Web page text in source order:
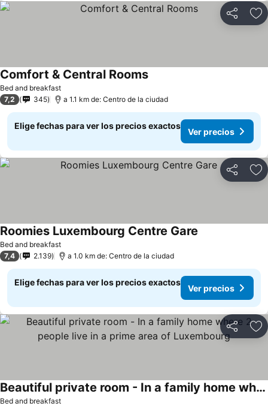
Compartir
Bed and breakfast
Comfort & Central Rooms
7,2 345 a 1.1 km de: Centro de la ciudad
Elige fechas para ver los precios exactos
Ver precios
Compartir
Bed and breakfast
Roomies Luxembourg Centre Gare
7,4 2.139 a 1.0 km de: Centro de la ciudad
Elige fechas para ver los precios exactos
Ver precios
Compartir
Bed and breakfast
Beautiful private room - In a family home where 2 people live in a prime area of Luxembourg